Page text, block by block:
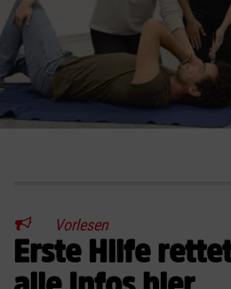
Vorlesen
Erste Hilfe